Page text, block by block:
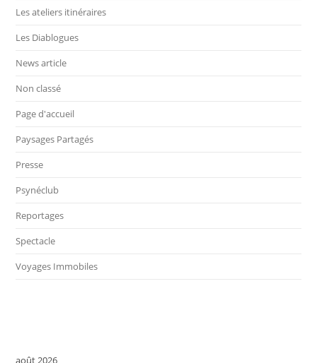
Les ateliers itinéraires
Les Diablogues
News article
Non classé
Page d'accueil
Paysages Partagés
Presse
Psynéclub
Reportages
Spectacle
Voyages Immobiles
août 2026